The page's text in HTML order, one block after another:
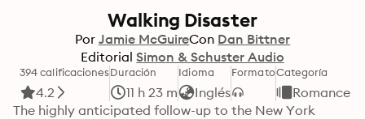
Walking Disaster
Por Jamie McGuireCon Dan Bittner
Editorial Simon & Schuster Audio
394 calificaciones
4.2
Duración
11 h 23 m
Idioma
Inglés
FormatoCategoría
Romance
The highly anticipated follow-up to the New York